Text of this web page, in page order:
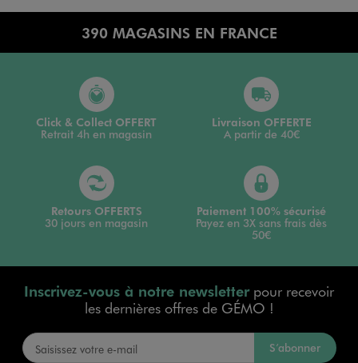
390 MAGASINS EN FRANCE
Click & Collect OFFERT
Retrait 4h en magasin
Livraison OFFERTE
A partir de 40€
Retours OFFERTS
30 jours en magasin
Paiement 100% sécurisé
Payez en 3X sans frais dès
50€
Inscrivez-vous à notre newsletterpour recevoir
les dernières offres de GÉMO !
S’abonner